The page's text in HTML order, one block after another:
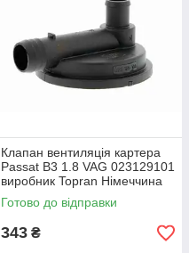
Клапан вентиляція картера
Passat B3 1.8 VAG 023129101
виробник Topran Німеччина
Готово до відправки
343 ₴